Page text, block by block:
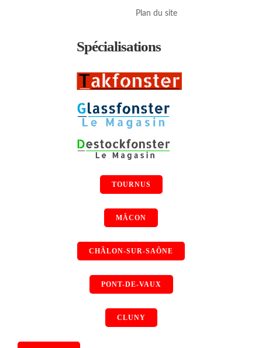
Plan du site
Spécialisations
TOURNUS
MÂCON
CHÂLON-SUR-SAÔNE
PONT-DE-VAUX
CLUNY